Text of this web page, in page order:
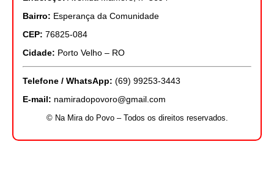
Bairro: Esperança da Comunidade
CEP: 76825-084
Cidade: Porto Velho – RO
Telefone / WhatsApp: (69) 99253-3443
E-mail: namiradopovoro@gmail.com
© Na Mira do Povo – Todos os direitos reservados.